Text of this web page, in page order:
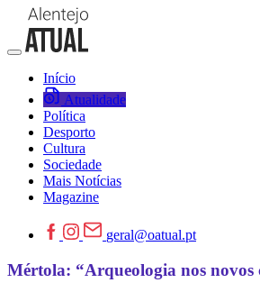
Início
Atualidade
Política
Desporto
Cultura
Sociedade
Mais Notícias
Magazine
geral@oatual.pt
Mértola: “Arqueologia nos novos